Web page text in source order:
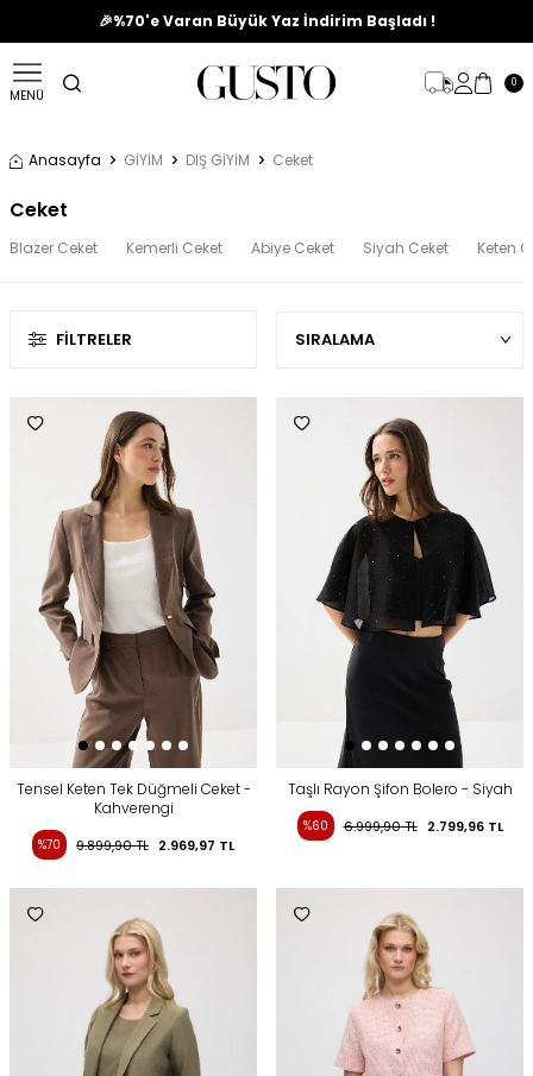
🎉%70'e Varan Büyük Yaz İndirim Başladı !
MENÜ
0
Anasayfa GİYİM DIŞ GİYİM Ceket
Ceket
Blazer Ceket Kemerli Ceket Abiye Ceket Siyah Ceket Keten
FILTRELER
Tensel Keten Tek Düğmeli Ceket -
Kahverengi
%70 9.899,90TL 2.969,97 TL
Taşlı Rayon Şifon Bolero - Siyah
%60 6.999,90TL 2.799,96TL